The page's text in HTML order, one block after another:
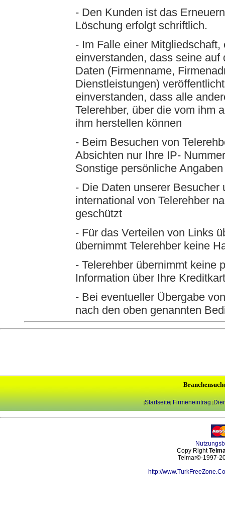
- Den Kunden ist das
Löschung erfolgt schriftlich.
- Im Falle einer
einverstanden, dass seine
Daten (Firmenname,
Dienstleistungen)
einverstanden, dass alle
Telerehber, über die vom ihm
ihm herstellen können
- Beim Besuchen von
Absichten nur Ihre IP-
Sonstige persönliche
- Die Daten unserer Besucher
international von Telerehber
geschützt
- Für das Verteilen von Links
übernimmt Telerehber keine
- Telerehber übernimmt keine
Information über Ihre
- Bei eventueller Übergabe
nach den oben genannten
|Startseite| Firmeneintrag |
Copy Right
Telmar©-1997-
http://